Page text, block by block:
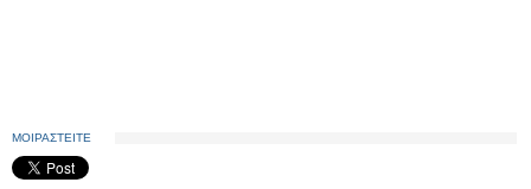
ΜΟΙΡΑΣΤΕΙΤΕ